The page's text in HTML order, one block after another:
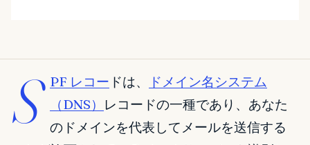
S PF レコー ドは、
ドメイン名システム
（DNS） レコードの一種であり、あなた
のドメインを代表してメールを送信する